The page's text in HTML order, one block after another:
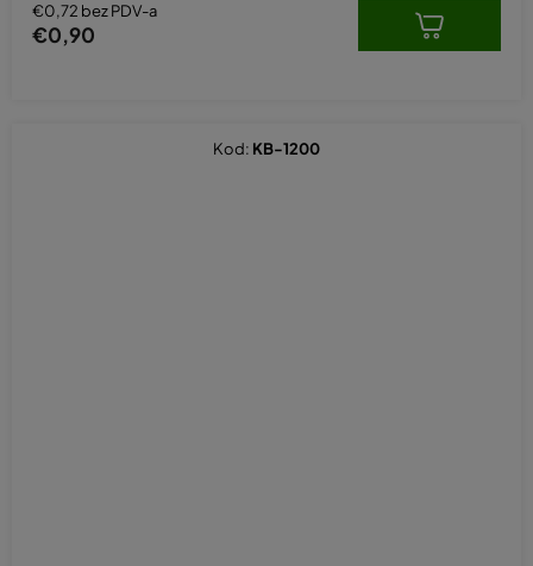
€0,72 bez PDV-a
€0,90
Kod: KB-1200